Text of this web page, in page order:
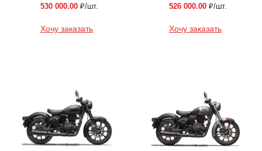
530 000.00 ₽/шт.
Хочу заказать
526 000.00 ₽/шт.
Хочу заказать